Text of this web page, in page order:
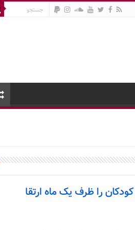
را ظرف یک ماه ارتقا